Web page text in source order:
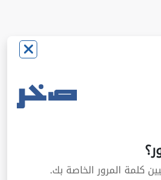
كلمة المرور الخاصة بك.